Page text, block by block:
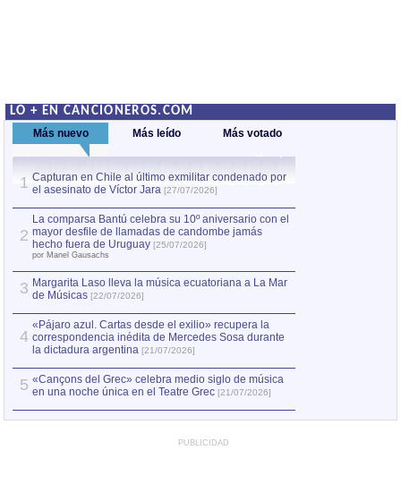
LO + EN CANCIONEROS.COM
Más nuevo Más leído Más votado
1 Capturan en Chile al último exmilitar condenado por
el asesinato de Víctor Jara [27/07/2026]
2
La comparsa Bantú celebra su 10º aniversario con el
mayor desfile de llamadas de candombe jamás
hecho fuera de Uruguay [25/07/2026]
por Manel Gausachs
3 Margarita Laso lleva la música ecuatoriana a La Mar
de Músicas [22/07/2026]
4
«Pájaro azul. Cartas desde el exilio» recupera la
correspondencia inédita de Mercedes Sosa durante
la dictadura argentina [21/07/2026]
5 «Cançons del Grec» celebra medio siglo de música
en una noche única en el Teatre Grec [21/07/2026]
PUBLICIDAD